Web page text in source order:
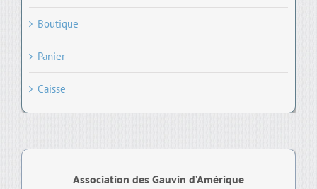
Association des Gauvin d’Amérique
Boutique
Panier
Caisse